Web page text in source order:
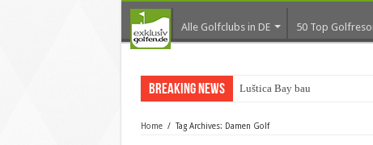
Alle Golfclubs in DE 50 Top
Breaking News Luštica Bay baut Monte
Home / Tag Archives: Damen Golf